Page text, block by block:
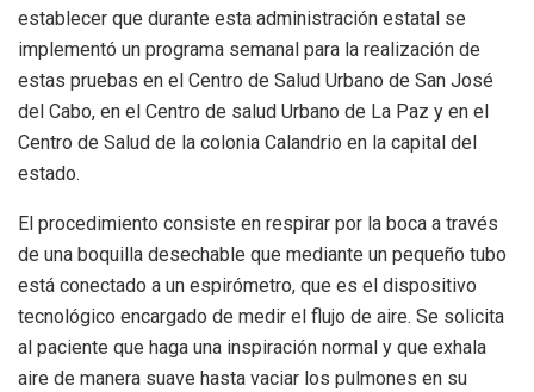
establecer que durante esta administración estatal se
implementó un programa semanal para la realización de
estas pruebas en el Centro de Salud Urbano de San José
del Cabo, en el Centro de salud Urbano de La Paz y en el
Centro de Salud de la colonia Calandrio en la capital del
estado.
El procedimiento consiste en respirar por la boca a través
de una boquilla desechable que mediante un pequeño tubo
está conectado a un espirómetro, que es el dispositivo
tecnológico encargado de medir el flujo de aire. Se solicita
al paciente que haga una inspiración normal y que exhala
aire de manera suave hasta vaciar los pulmones en su